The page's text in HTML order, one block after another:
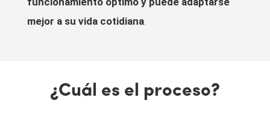
mejor a su vida cotidiana.
¿Cuál es el proceso?